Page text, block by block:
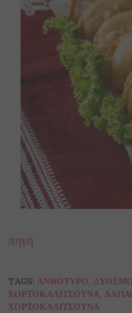
πηγή
TAGS: ΑΝΘΌΤΥΡΟ
ΧΟΡΤΟΚΑΛΊΤΣΟΥΝΑ
ΧΟΡΤΟΚΑΛΊΤΣΟΥΝΑ